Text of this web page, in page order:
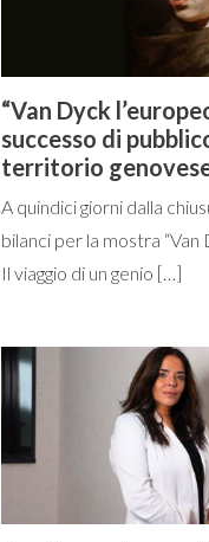
“Van Dyck
successo di
territorio
A quindici giorni dalla
bilanci per la mostra “Van
Il viaggio di un genio […]